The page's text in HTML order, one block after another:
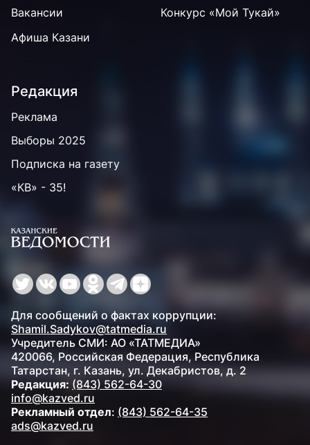
Вакансии
Конкурс «Мой Тукай»
Афиша Казани
Редакция
Реклама
Выборы 2025
Подписка на газету
«КВ» - 35!
Для сообщений о фактах коррупции:
Shamil.Sadykov@tatmedia.ru
Учредитель СМИ: АО «ТАТМЕДИА»
420066, Российская Федерация, Республика
Татарстан, г. Казань, ул. Декабристов, д. 2
Редакция: (843) 562-64-30
info@kazved.ru
Рекламный отдел: (843) 562-64-35
ads@kazved.ru